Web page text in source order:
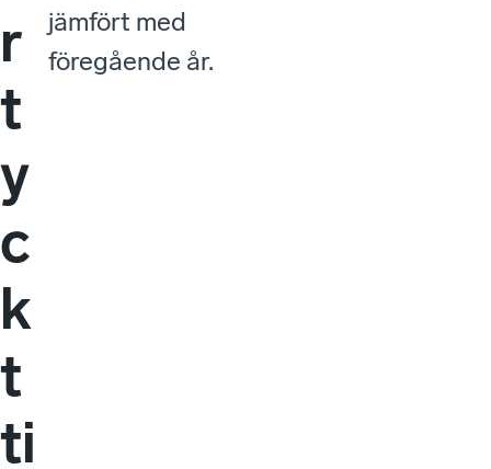
r
t
y
c
k
t
ti
jämfört med
föregående år.